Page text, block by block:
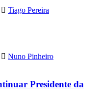
Tiago Pereira
Nuno Pinheiro
Presidente da